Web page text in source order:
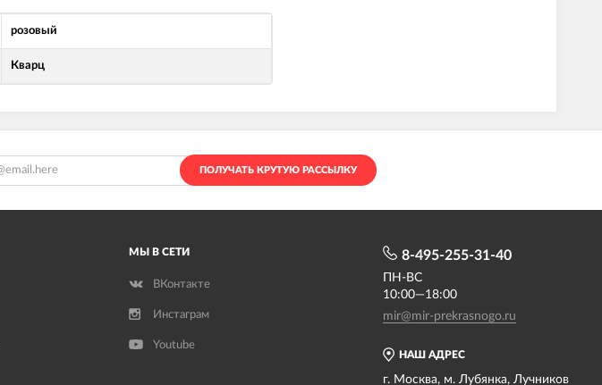
розовый
Кварц
ПОЛУЧАТЬ КРУТУЮ РАССЫЛКУ
МЫ В СЕТИ
ВКонтакте
Инстаграм
Youtube
НАШ АДРЕС
г. Москва, м. Лубянка, Лучников
8-495-255-31-40
ПН-ВС
10:00—18:00
mir@mir-prekrasnogo.ru